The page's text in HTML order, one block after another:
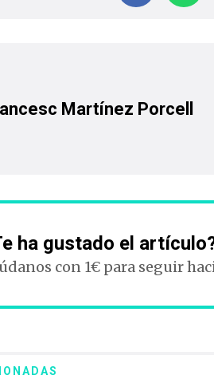
Martínez Porcell
ha gustado el
con 1€ para seguir